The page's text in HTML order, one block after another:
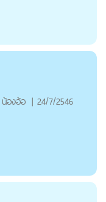
น้องอ้อ | 24/7/2546